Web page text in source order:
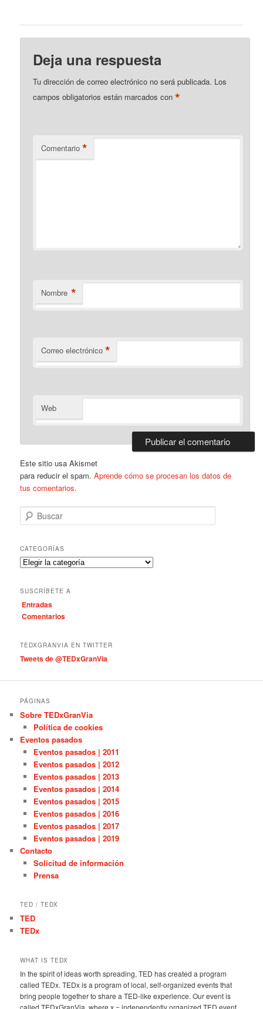
Deja una respuesta
Tu dirección de correo electrónico no será publicada. Los
campos obligatorios están marcados con*
Comentario *
Nombre *
Correo electrónico *
Web
Este sitio usa Akismet
para reducir el spam.Aprende cómo se procesan los datos de
tus comentarios.
u
c
a
r
CATEGORÍAS
C
e
g
o
s
SUSCRÍBETE A
Entradas
Comentarios
TEDXGRANVIA EN TWITTER
Tweets de @TEDxGranVia
PÁGINAS
Sobre TEDxGranVia
Política de cookies
Eventos pasados
Eventos pasados | 2011
Eventos pasados | 2012
Eventos pasados | 2013
Eventos pasados | 2014
Eventos pasados | 2015
Eventos pasados | 2016
Eventos pasados | 2017
Eventos pasados | 2019
Contacto
Solicitud de información
Prensa
TED / TEDX
TED
TEDx
WHAT IS TEDX
In the spirit of ideas worth spreading, TED has created a program
called TEDx. TEDx is a program of local, self-organized events that
bring people together to share a TED-like experience. Our event is
called TEDxGranVia, where x = independently organized TED event.